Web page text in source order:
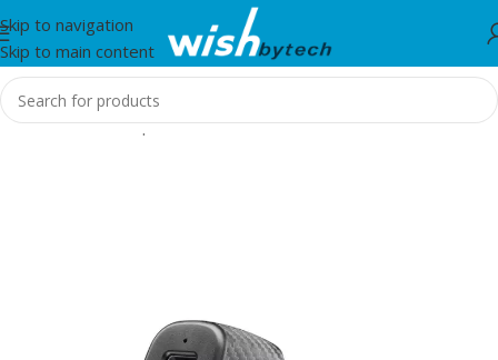
Skip to navigation
Skip to main content
Home/Aksesorë për mobil dhe IT